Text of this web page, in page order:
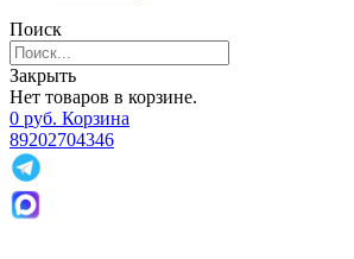
Поиск
Закрыть
Нет товаров в корзине.
0 руб. Корзина
89202704346